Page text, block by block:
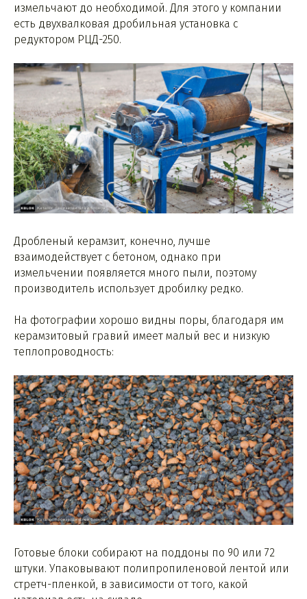
измельчают до необходимой. Для этого у компании
есть двухвалковая дробильная установка с
редуктором РЦД-250.
Дробленый керамзит, конечно, лучше
взаимодействует с бетоном, однако при
измельчении появляется много пыли, поэтому
производитель использует дробилку редко.
На фотографии хорошо видны поры, благодаря им
керамзитовый гравий имеет малый вес и низкую
теплопроводность:
Готовые блоки собирают на поддоны по 90 или 72
штуки. Упаковывают полипропиленовой лентой или
стретч-пленкой, в зависимости от того, какой